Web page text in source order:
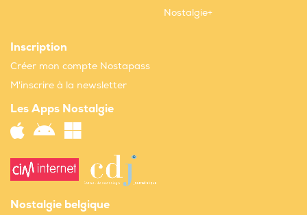
Nostalgie+
Inscription
Créer mon compte Nostapass
M'inscrire à la newsletter
Les Apps Nostalgie
Nostalgie belgique